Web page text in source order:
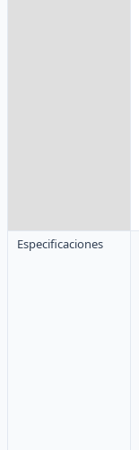
Especificaciones